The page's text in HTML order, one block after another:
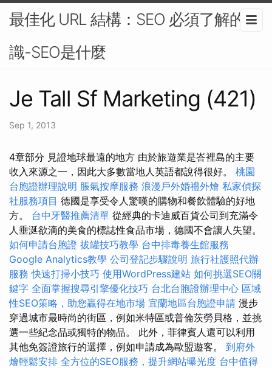
最佳化 URL 結構：SEO 必須了解的知
識-SEO是什麼
Je Tall Sf Marketing (421)
Sep 1, 2013
4章部分 見證地球最遠的地方 由於旅遊業是峇裡島的主要
收入來源之一，因此大多數當地人英語都說得很好。 桃園
台胞證辦理說明 脹氣按摩服務 浪漫戶外婚禮外燴 私家偵探
社服務項目 德國是享受令人驚嘆的購物和餐飲體驗的好地
方。 台中牙醫推薦清單 從經典的卡迪威百貨公司到充滿令
人垂涎欲滴的美食的標誌性食品市場，德國不會讓人失望。
如何申請台胞證 拔罐技巧教學 台中排毒養生館服務
Google Analytics教學 公司登記步驟說明 旅行社護照代辦
服務 快速打掃小技巧 使用WordPress建站 如何挑選SEO關
鍵字 全面掌握搜尋引擎優化技巧 台北台胞證辦理中心 區域
性SEO策略，助您贏得在地市場 宜蘭地區台胞證申請 漫步
穿過城市最時尚的街區，例如米特區或普倫茨勞貝格，並挑
選一些紀念品或獨特的物品。 此外，菲律賓人還可以利用
其他免簽證旅行的選擇，例如申請成為歐盟遊客。 到府外
燴輕鬆安排 全方位的SEO服務，提升網站曝光度 台中值得